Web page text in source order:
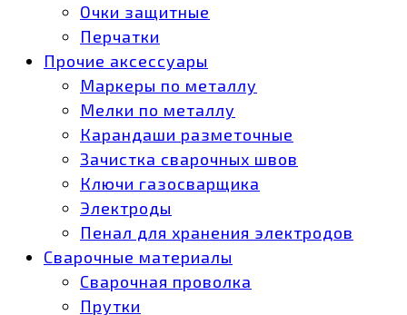
Очки защитные
Перчатки
Прочие аксессуары
Маркеры по металлу
Мелки по металлу
Карандаши разметочные
Зачистка сварочных швов
Ключи газосварщика
Электроды
Пенал для хранения электродов
Сварочные материалы
Сварочная проволка
Прутки